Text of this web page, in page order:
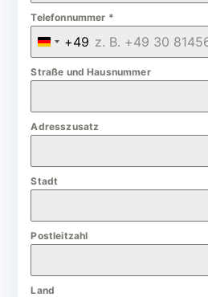
Telefonnummer *
G
e
m
a
y
+49
Straße und Hausnummer
Adresszusatz
Stadt
Postleitzahl
Land